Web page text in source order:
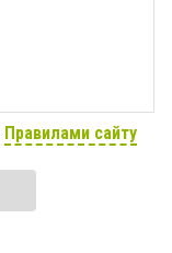
Правилами сайту